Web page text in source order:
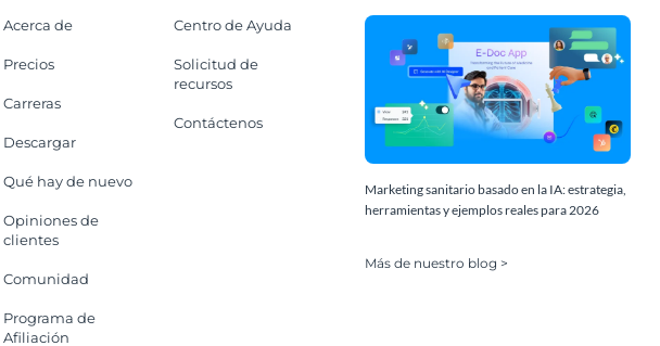
Acerca de
Precios
Carreras
Descargar
Qué hay de nuevo
Opiniones de
clientes
Comunidad
Programa de
Afiliación
Centro de Ayuda
Solicitud de
recursos
Contáctenos
Marketing sanitario basado en la IA: estrategia,
herramientas y ejemplos reales para 2026
Más de nuestro blog >